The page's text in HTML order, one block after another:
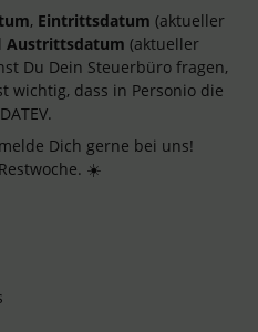
, Eintrittsdatum (aktueller
Austrittsdatum (aktueller
Du Dein Steuerbüro fragen,
wichtig, dass in Personio die
Dich gerne bei uns!
☀️